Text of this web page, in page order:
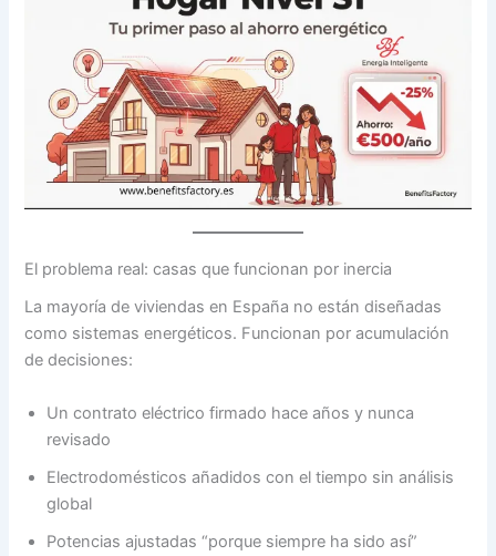
El problema real: casas que funcionan por inercia
La mayoría de viviendas en España no están diseñadas
como sistemas energéticos. Funcionan por acumulación
de decisiones:
Un contrato eléctrico firmado hace años y nunca
revisado
Electrodomésticos añadidos con el tiempo sin análisis
global
Potencias ajustadas “porque siempre ha sido así”